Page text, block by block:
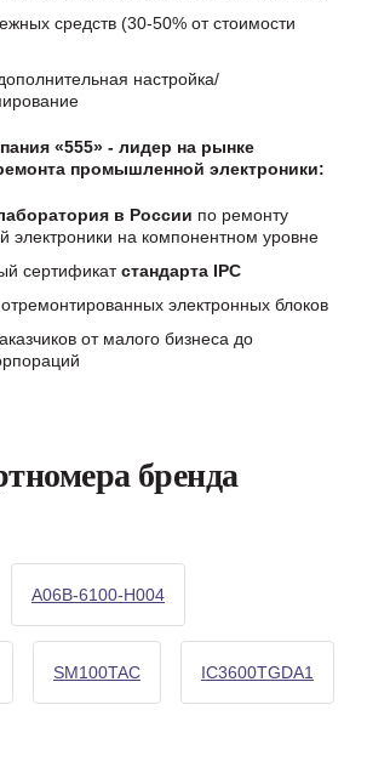
средств (30-50% от стоимости
настройка/
«555» - лидер на рынке
промышленной электроники:
в России по ремонту
электроники на компонентном уровне
сертификатстандарта IPC
отремонтированных электронных блоков
от малого бизнеса до
бренда
A06B-6100-H004
SM100TAC IC3600TGDA1